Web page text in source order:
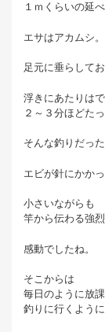
１ｍくらいの延
エサはアカムシ。
足元に垂らして
浮きにあたりは
２～３分ほどた
そんな釣りだった
エビが針にかか
小さいながらも
竿から伝わる強烈
感動でしたね。
そこからは
毎日のように放
釣りに行くように